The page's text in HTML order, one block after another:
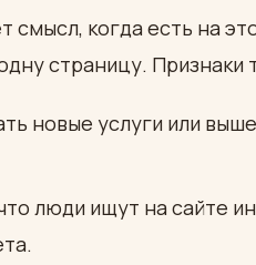
смысл, когда есть на
страницу. Признаки
новые услуги или
люди ищут на сайте